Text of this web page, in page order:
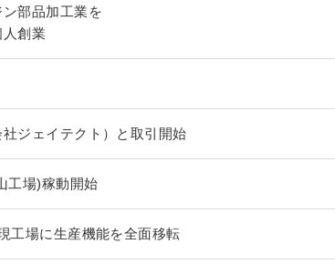
部品加工業を
創業
ジェイテクト）と取引開始
工場)稼動開始
工場に生産機能を全面移転